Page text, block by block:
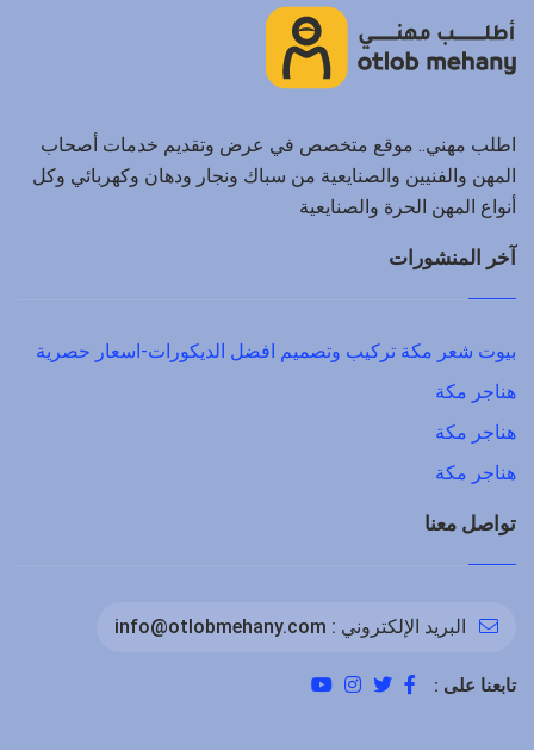
اطلب مهني.. موقع متخصص في عرض وتقديم خدمات أصحاب
المهن والفنيين والصنايعية من سباك ونجار ودهان وكهربائي وكل
أنواع المهن الحرة والصنايعية
آخر المنشورات
بيوت شعر مكة تركيب وتصميم افضل الديكورات-اسعار حصرية
هناجر مكة
هناجر مكة
هناجر مكة
تواصل معنا
البريد الإلكتروني : info@otlobmehany.com
تابعنا على :